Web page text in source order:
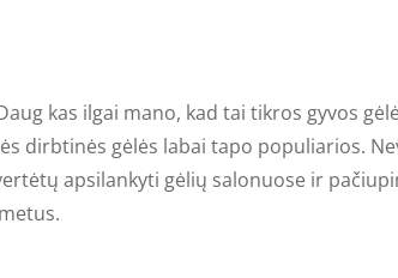
kas ilgai mano, kad tai tikros gyvos
dirbtinės gėlės labai tapo populiarios.
apsilankyti gėlių salonuose ir